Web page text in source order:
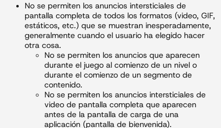
No se permiten los anuncios intersticiales de
pantalla completa de todos los formatos (video, GIF,
estáticos, etc.) que se muestran inesperadamente,
generalmente cuando el usuario ha elegido hacer
otra cosa.
No se permiten los anuncios que aparecen
durante el juego al comienzo de un nivel o
durante el comienzo de un segmento de
contenido.
No se permiten los anuncios intersticiales de
video de pantalla completa que aparecen
antes de la pantalla de carga de una
aplicación (pantalla de bienvenida).